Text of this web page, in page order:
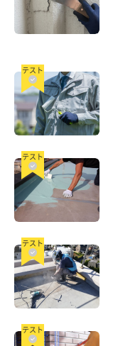
テスト
テスト
テスト
テスト